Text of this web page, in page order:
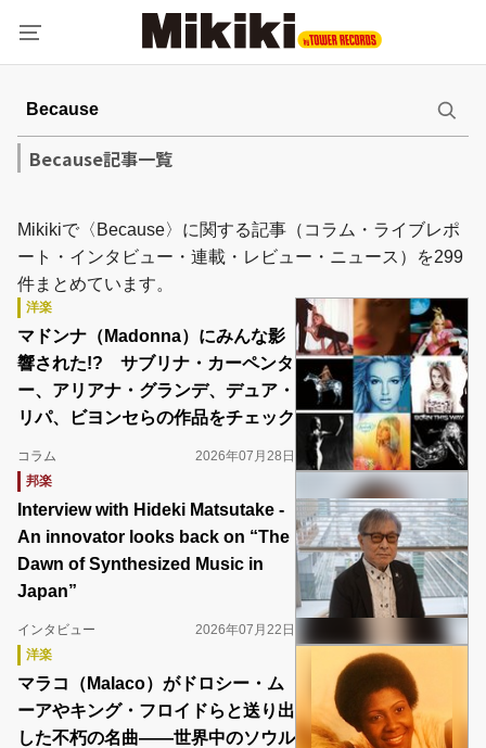
Because記事一覧
Mikikiで〈Because〉に関する記事（コラム・ライブレポ
ート・インタビュー・連載・レビュー・ニュース）を299
件まとめています。
洋楽
マドンナ（Madonna）にみんな影
響された!? サブリナ・カーペンタ
ー、アリアナ・グランデ、デュア・
リパ、ビヨンセらの作品をチェック
コラム
2026年07月28日
邦楽
Interview with Hideki Matsutake -
An innovator looks back on “The
Dawn of Synthesized Music in
Japan”
インタビュー
2026年07月22日
洋楽
マラコ（Malaco）がドロシー・ム
ーアやキング・フロイドらと送り出
した不朽の名曲――世界中のソウル